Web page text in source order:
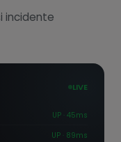
incidente
LIVE
UP · 45ms
UP · 89ms